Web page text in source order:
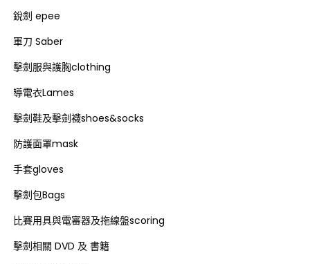
銳劍 epee
軍刀 Saber
擊劍服與護胸clothing
導電衣Lames
擊劍鞋及擊劍襪shoes&socks
防護面罩mask
手套gloves
擊劍包Bags
比賽用具與電審器及拖線盤scoring
擊劍相關 DVD 及 書籍